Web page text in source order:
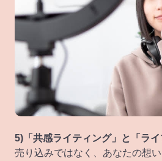
5)「共感ライティング」と「ライ
売り込みではなく、あなたの想